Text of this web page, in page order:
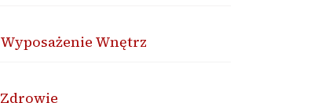
Wyposażenie Wnętrz
Zdrowie